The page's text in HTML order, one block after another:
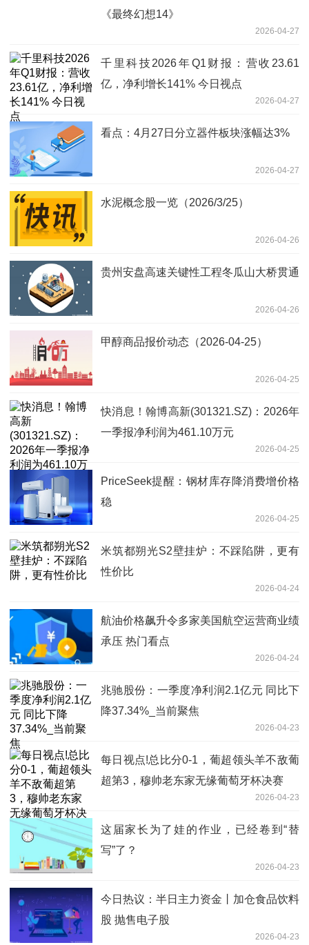
《最终幻想14》
2026-04-27
千里科技2026年Q1财报：营收23.61
亿，净利增长141% 今日视点
2026-04-27
看点：4月27日分立器件板块涨幅达3%
2026-04-27
水泥概念股一览（2026/3/25）
2026-04-26
贵州安盘高速关键性工程冬瓜山大桥贯通
2026-04-26
甲醇商品报价动态（2026-04-25）
2026-04-25
快消息！翰博高新(301321.SZ)：2026年
一季报净利润为461.10万元
2026-04-25
PriceSeek提醒：钢材库存降消费增价格
稳
2026-04-25
米筑都朔光S2壁挂炉：不踩陷阱，更有
性价比
2026-04-24
航油价格飙升令多家美国航空运营商业绩
承压 热门看点
2026-04-24
兆驰股份：一季度净利润2.1亿元 同比下
降37.34%_当前聚焦
2026-04-23
每日视点!总比分0-1，葡超领头羊不敌葡
超第3，穆帅老东家无缘葡萄牙杯决赛
2026-04-23
这届家长为了娃的作业，已经卷到“替
写”了？
2026-04-23
今日热议：半日主力资金丨加仓食品饮料
股 抛售电子股
2026-04-23